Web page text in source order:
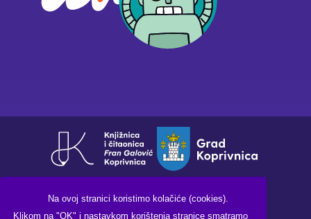
Na ovoj stranici koristimo kolačiće (cookies).
Klikom na "OK" i nastavkom korištenja stranice smatramo